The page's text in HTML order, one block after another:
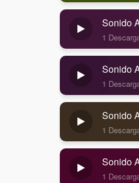
Sonido
1
Sonido
1
Sonido
1
Sonido
1